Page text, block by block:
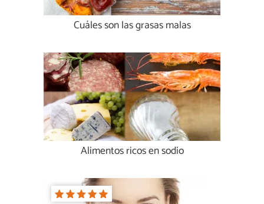
Cuáles son las grasas malas
Alimentos ricos en sodio